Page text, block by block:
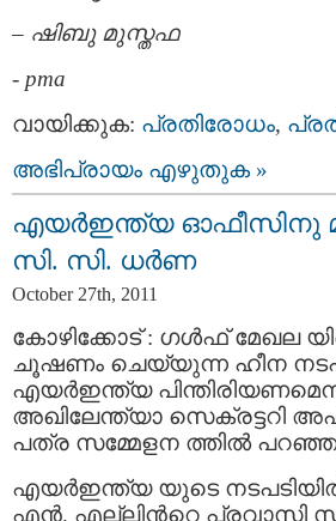
– ഷിബു മുസ്തഫ
- pma
വായിക്കുക: പ്രതിരോധം,
അഭിപ്രായം എഴുതുക »
എയര്‍ഇന്ത്യ ഓഫീസിനു
സി. സി. ധര്‍ണ
October 27th, 2011
കോഴിക്കോട് : ഗള്‍ഫ് മേഖല
ചൂഷണം ചെയ്യുന്ന ഹീന
എയര്‍ഇന്ത്യ
അഖിലേന്ത്യാ സെക്രട്ടറി
പത്ര സമ്മേളന ത്തില്‍
എയര്‍ഇന്ത്യ യുടെ
എന്‍. എല്ലിന്‍റെ പ്രവാസി